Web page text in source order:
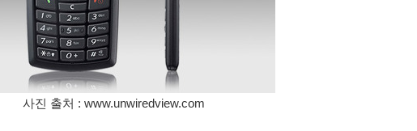
사진 출처 : www.unwiredview.com